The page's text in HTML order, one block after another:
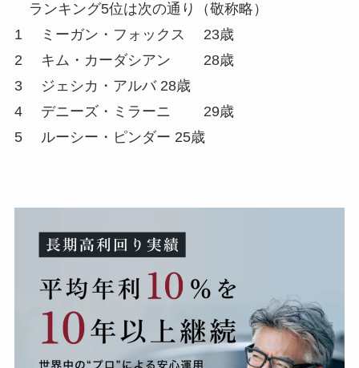
ランキング5位は次の通り（敬称略）
1 ミーガン・フォックス 23歳
2 キム・カーダシアン 28歳
3 ジェシカ・アルバ 28歳
4 デニーズ・ミラーニ 29歳
5 ルーシー・ピンダー 25歳